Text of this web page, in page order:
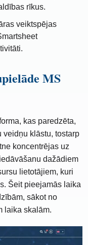
rīkus.
veiktspējas
MS
kas paredzēta,
veidņu klāstu, tostarp
koncentrējas uz
dažādiem
lietotājiem, kuri
Šeit pieejamās laika
sākot no
laika skalām.